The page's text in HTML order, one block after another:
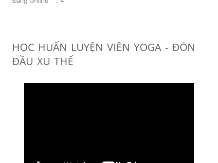
HỌC HUẤN LUYỆN VIÊN YOGA - ĐÓN
ĐẦU XU THẾ